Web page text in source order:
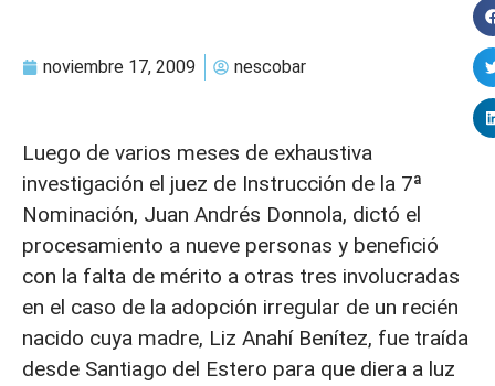
noviembre 17, 2009 nescobar
Luego de varios meses de exhaustiva
investigación el juez de Instrucción de la 7ª
Nominación, Juan Andrés Donnola, dictó el
procesamiento a nueve personas y benefició
con la falta de mérito a otras tres involucradas
en el caso de la adopción irregular de un recién
nacido cuya madre, Liz Anahí Benítez, fue traída
desde Santiago del Estero para que diera a luz